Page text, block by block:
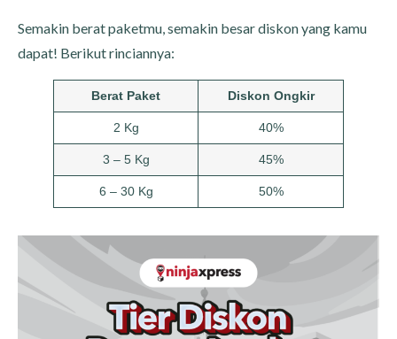
Semakin berat paketmu, semakin besar diskon yang kamu
dapat! Berikut rinciannya:
Berat Paket Diskon Ongkir
2 Kg 40%
3 – 5 Kg 45%
6 – 30 Kg 50%